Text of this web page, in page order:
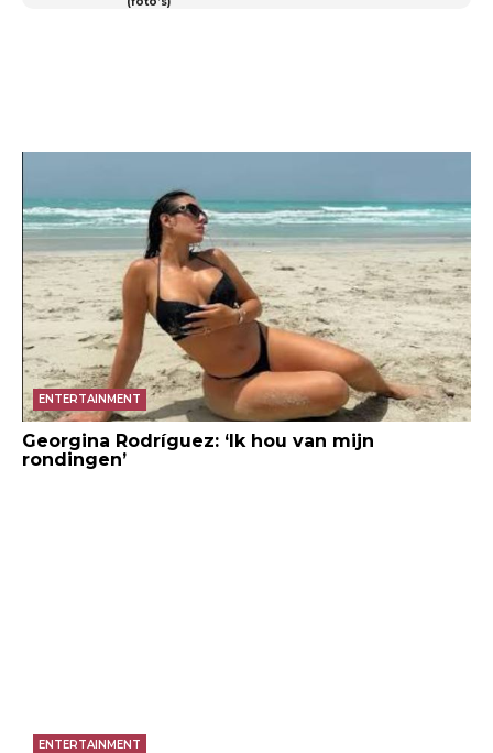
ENTERTAINMENT
Georgina Rodríguez: ‘Ik hou van mijn
rondingen’
ENTERTAINMENT